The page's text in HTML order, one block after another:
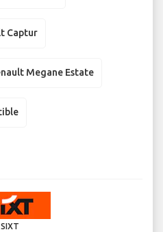
Captur
Megane Estate
SIXT